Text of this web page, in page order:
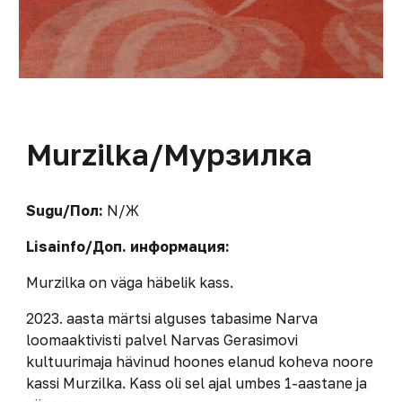
Murzilka/Мурзилка
Sugu/Пол: N/Ж
Lisainfo/Доп. информация:
Murzilka on väga häbelik kass.
2023. aasta märtsi alguses tabasime Narva
loomaaktivisti palvel Narvas Gerasimovi
kultuurimaja hävinud hoones elanud koheva noore
kassi Murzilka. Kass oli sel ajal umbes 1-aastane ja